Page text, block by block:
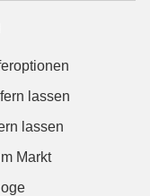
lassen
lassen
Markt